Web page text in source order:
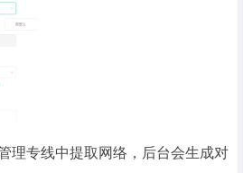
理专线中提取网络，后台会生成对